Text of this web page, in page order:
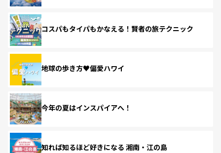
コスパもタイパもかなえる！賢者の旅テクニック
地球の歩き方♥偏愛ハワイ
今年の夏はインスパイアへ！
知れば知るほど好きになる 湘南・江の島